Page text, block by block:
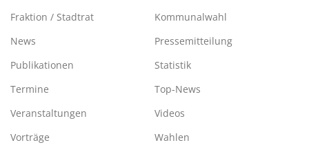
Fraktion / Stadtrat
Kommunalwahl
News
Pressemitteilung
Publikationen
Statistik
Termine
Top-News
Veranstaltungen
Videos
Vorträge
Wahlen